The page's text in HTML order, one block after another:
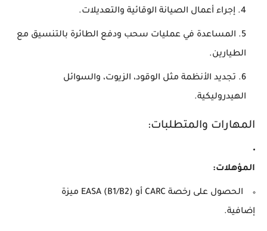
إجراء أعمال الصيانة الوقائية والتعديلات.
المساعدة في عمليات سحب ودفع الطائرة بالتنسيق مع
الطيارين.
تجديد الأنظمة مثل الوقود، الزيوت، والسوائل
الهيدروليكية.
المهارات والمتطلبات:
المؤهلات:
الحصول على رخصة CARC أو EASA (B1/B2) ميزة
إضافية.